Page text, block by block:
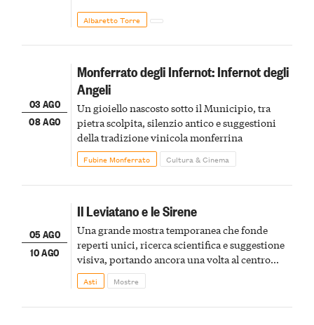
Albaretto Torre
03 AGO
08 AGO
Monferrato degli Infernot: Infernot degli
Angeli
Un gioiello nascosto sotto il Municipio, tra
pietra scolpita, silenzio antico e suggestioni
della tradizione vinicola monferrina
Fubine Monferrato Cultura & Cinema
05 AGO
10 AGO
Il Leviatano e le Sirene
Una grande mostra temporanea che fonde
reperti unici, ricerca scientifica e suggestione
visiva, portando ancora una volta al centro
della scena le meraviglie del passato astigiano
Asti Mostre